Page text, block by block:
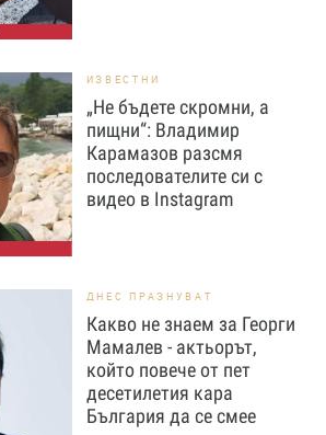
ИЗВЕСТНИ
„Не бъдете скромни, а
пищни“: Владимир
Карамазов разсмя
последователите си с
видео в Instagram
ДНЕС ПРАЗНУВАТ
Какво не знаем за Георги
Мамалев - актьорът,
който повече от пет
десетилетия кара
България да се смее